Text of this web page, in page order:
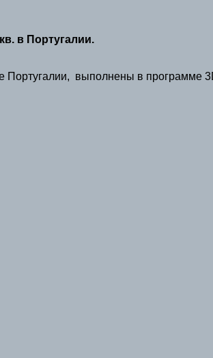
в Португалии.
Португалии, выполнены в программе